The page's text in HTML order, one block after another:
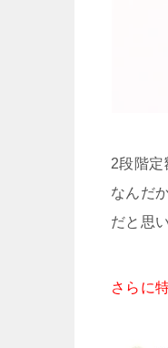
2段階定
なんだ
だと思
さらに